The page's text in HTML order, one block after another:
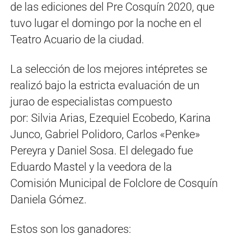
de las ediciones del Pre Cosquín 2020, que
tuvo lugar el domingo por la noche en el
Teatro Acuario de la ciudad.
La selección de los mejores intépretes se
realizó bajo la estricta evaluación de un
jurao de especialistas compuesto
por: Silvia Arias, Ezequiel Ecobedo, Karina
Junco, Gabriel Polidoro, Carlos «Penke»
Pereyra y Daniel Sosa. El delegado fue
Eduardo Mastel y la veedora de la
Comisión Municipal de Folclore de Cosquín
Daniela Gómez.
Estos son los ganadores: